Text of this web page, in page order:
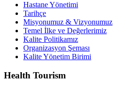
Hastane Yönetimi
Tarihçe
Misyonumuz & Vizyonumuz
Temel İlke ve Değerlerimiz
Kalite Politikamız
Organizasyon Şeması
Kalite Yönetim Birimi
Health Tourism